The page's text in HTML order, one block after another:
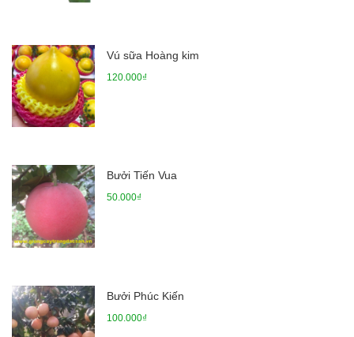
Vú sữa Hoàng kim
120.000₫
Bưởi Tiến Vua
50.000₫
Bưởi Phúc Kiến
100.000₫